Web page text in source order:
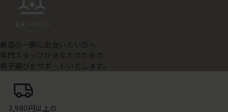
最高の一脚に出会いたい方へ
専門スタッフがあなたのための
椅子選びをサポートいたします。
3,980円以上の